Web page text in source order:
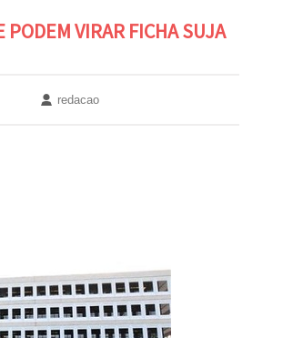
VIRAR FICHA SUJA
redacao